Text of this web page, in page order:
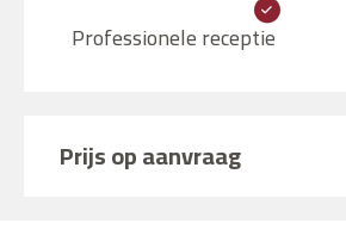
Professionele receptie
Prijs op aanvraag